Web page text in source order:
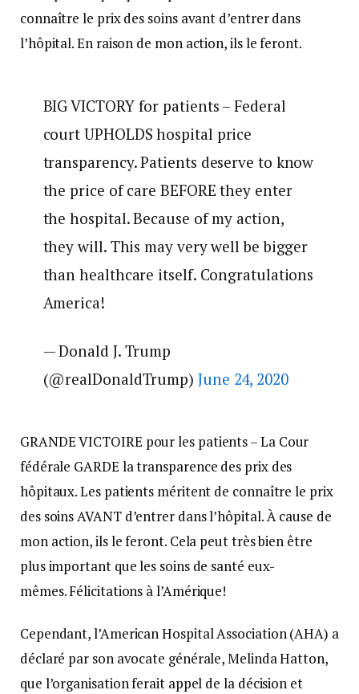
connaître le prix des soins avant d’entrer dans
l’hôpital. En raison de mon action, ils le feront.
BIG VICTORY for patients – Federal
court UPHOLDS hospital price
transparency. Patients deserve to know
the price of care BEFORE they enter
the hospital. Because of my action,
they will. This may very well be bigger
than healthcare itself. Congratulations
America!
— Donald J. Trump
(@realDonaldTrump) June 24, 2020
GRANDE VICTOIRE pour les patients – La Cour
fédérale GARDE la transparence des prix des
hôpitaux. Les patients méritent de connaître le prix
des soins AVANT d’entrer dans l’hôpital. À cause de
mon action, ils le feront. Cela peut très bien être
plus important que les soins de santé eux-
mêmes. Félicitations à l’Amérique!
Cependant, l’American Hospital Association (AHA) a
déclaré par son avocate générale, Melinda Hatton,
que l’organisation ferait appel de la décision et